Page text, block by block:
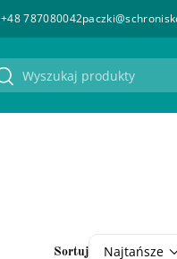
+48 787080042
Sortuj Najtańsze